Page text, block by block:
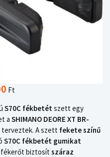
Ft
S70C fékbetétszett egy
a SHIMANO DEORE XT BR-
terveztek. A szett fekete színű
S70C fékbetét gumikat
fékerőt biztosítszáraz